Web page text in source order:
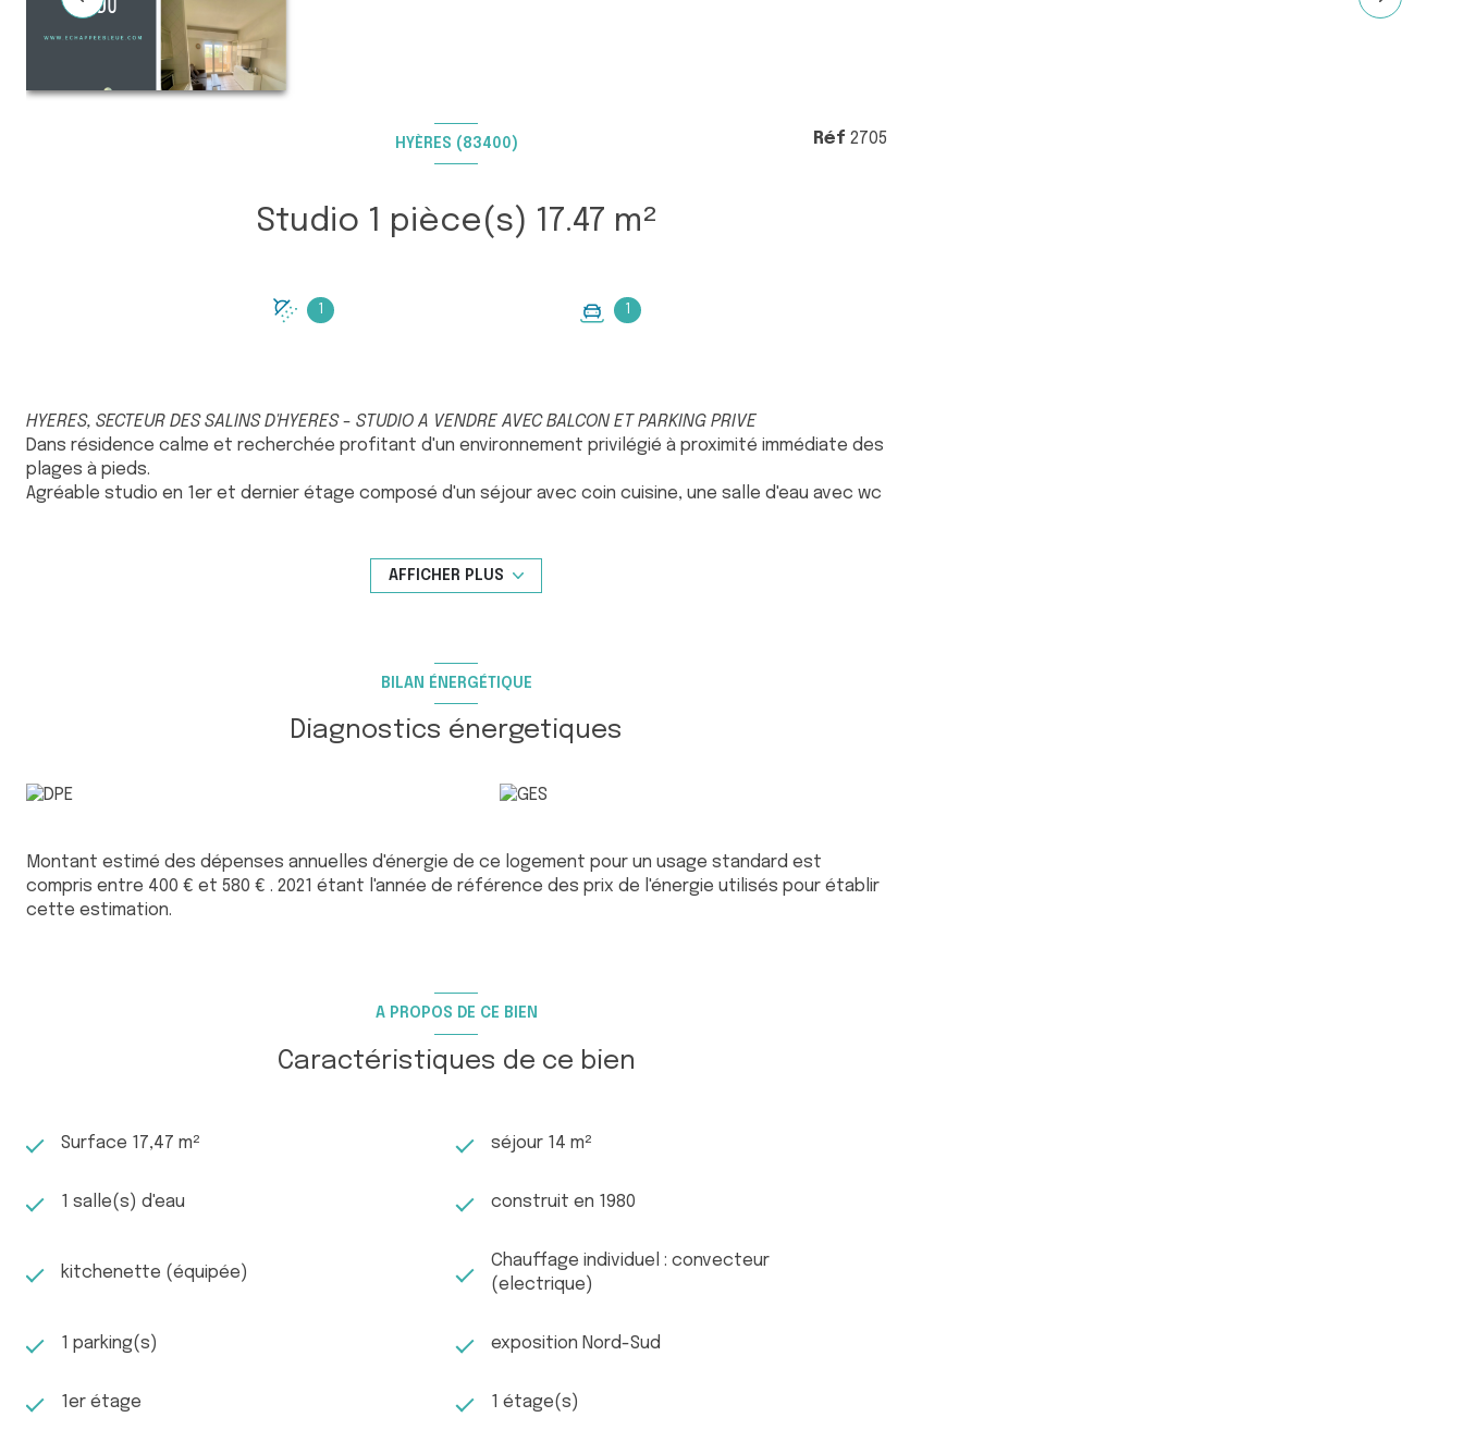
HYÈRES (83400)
Studio 1 pièce(s) 17.47 m²
Réf 2705
HYERES, SECTEUR DES SALINS D'HYERES - STUDIO A VENDRE AVEC BALCON ET PARKING PRIVE
Dans résidence calme et recherchée profitant d'un environnement privilégié à proximité immédiate des
plages à pieds.
Agréable studio en 1er et dernier étage composé d'un séjour avec coin cuisine, une salle d'eau avec wc
Pour de plus amples renseignements, veuillez contacter M. Christophe ALVES au 07 62 55 70 01
Les informations sur les risques auxquels ce bien est exposé sont disponibles sur le site Géorisques
AFFICHER PLUS
BILAN ÉNERGÉTIQUE
Diagnostics énergetiques
Montant estimé des dépenses annuelles d'énergie de ce logement pour un usage standard est
compris entre 400 € et 580 € . 2021 étant l'année de référence des prix de l'énergie utilisés pour établir
cette estimation.
A PROPOS DE CE BIEN
Caractéristiques de ce bien
Surface 17,47 m² séjour 14 m²
1 salle(s) d'eau construit en 1980
kitchenette (équipée)
Chauffage individuel : convecteur
(electrique)
1 parking(s) exposition Nord-Sud
1er étage 1 étage(s)